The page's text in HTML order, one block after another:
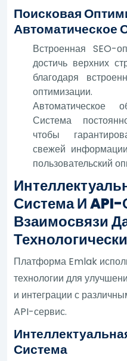
Поисковая
Автоматическое
Встроенная SEO-
достичь верхних
благодаря
оптимизации.
Автоматическое
Система
чтобы
свежей
пользовательский
Система И
Взаимосвязи
Платформа Emlak
технологии для
и интеграции с
API-сервис.
Система